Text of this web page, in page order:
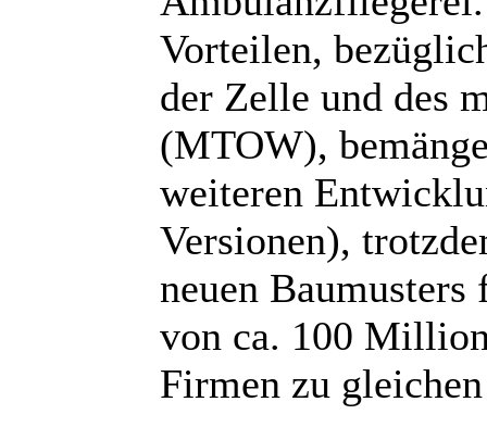
Vorteilen,
der Zelle und des
(MTOW),
weiteren
Versionen),
neuen
von ca. 100
Firmen zu